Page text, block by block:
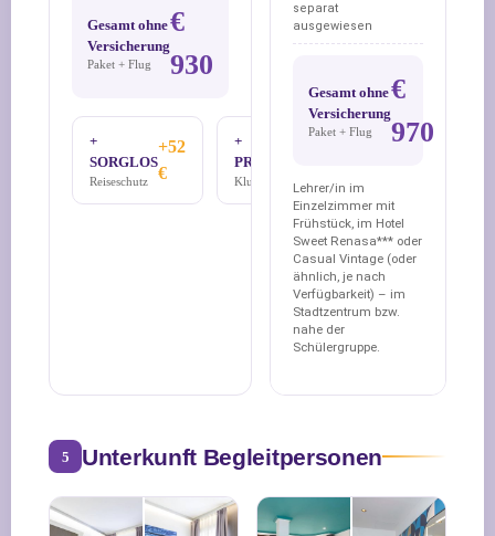
Gesamt ohne
Versicherung
Paket + Flug
€
930
+
SORGLOS
Reiseschutz
+52
€
+
PREMIUM
Klub Klasse
separat
ausgewiesen
Gesamt ohne
Versicherung
Paket + Flug
€
970
Lehrer/in im
Einzelzimmer mit
Frühstück, im Hotel
Sweet Renasa*** oder
Casual Vintage (oder
ähnlich, je nach
Verfügbarkeit) – im
Stadtzentrum bzw.
nahe der
Schülergruppe.
5 Unterkunft Begleitpersonen